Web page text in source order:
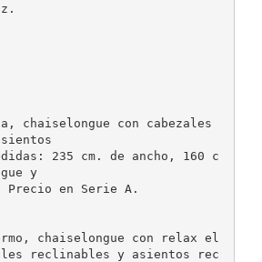
chaiselongue con cabezales
235 cm. de ancho, 160 c
y
en Serie A.
chaiselongue con relax el
reclinables y asientos rec